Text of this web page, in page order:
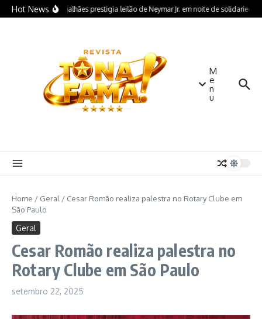
Ir para o conteúdo
Hot NewsIgor Magalhães prestigia leilão de Neymar Jr. em noite de
M
e
n
u
Home / Geral / Cesar Romão realiza palestra no Rotary Clube em
São Paulo
Geral
Cesar Romão realiza palestra no
Rotary Clube em São Paulo
setembro 22, 2025